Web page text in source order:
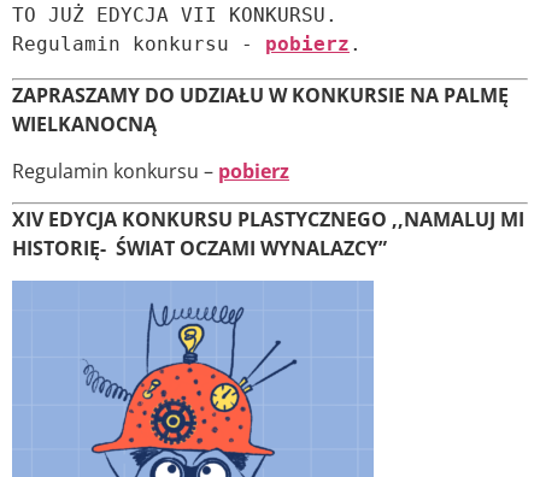
TO JUŻ EDYCJA VII KONKURSU.
Regulamin konkursu - pobierz .
ZAPRASZAMY DO UDZIAŁU W KONKURSIE NA PALMĘ
WIELKANOCNĄ
Regulamin konkursu – pobierz
XIV EDYCJA KONKURSU PLASTYCZNEGO ,,NAMALUJ MI
HISTORIĘ- ŚWIAT OCZAMI WYNALAZCY”